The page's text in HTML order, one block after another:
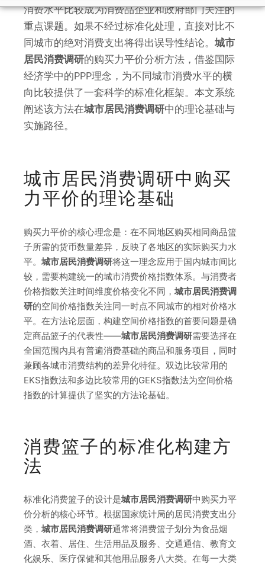
消费水平比较成为消费品企业和政府部门关注的
重点课题。如果不经过标准化处理，直接对比不
同城市的绝对消费支出将得出误导性结论。 城市
居民消费调研的购买力平价分析方法，借鉴国际
经济学中的PPP理念，为不同城市消费水平的横
向比较提供了一套科学的标准化框架。本文系统
阐述该方法在城市居民消费调研中的理论基础与
实施路径。
城市居民消费调研中购买
力平价的理论基础
购买力平价的核心理念是：在不同地区购买相同商品篮
子所需的货币数量差异，反映了各地区的实际购买力水
平。 城市居民消费调研将这一理念应用于国内城市间比
较，需要构建统一的城市消费价格指数体系。与消费者
价格指数关注时间维度价格变化不同， 城市居民消费调
研的空间价格指数关注同一时点不同城市的相对价格水
平。在方法论层面，构建空间价格指数的首要问题是确
定商品篮子的代表性——城市居民消费调研需要选择在
全国范围内具有普遍消费基础的商品和服务项目，同时
兼顾各城市消费结构的差异化特征。双边比较常用的
EKS指数法和多边比较常用的GEKS指数法为空间价格
指数的计算提供了坚实的方法论基础。
消费篮子的标准化构建方
法
标准化消费篮子的设计是城市居民消费调研中购买力平
价分析的核心环节。根据国家统计局的居民消费支出分
类， 城市居民消费调研通常将消费篮子划分为食品烟
酒、衣着、居住、生活用品及服务、交通通信、教育文
化娱乐、医疗保健和其他用品服务八大类。在每一大类